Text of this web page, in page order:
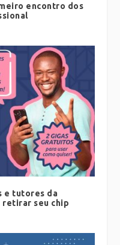
encontro dos
e tutores da
retirar seu chip